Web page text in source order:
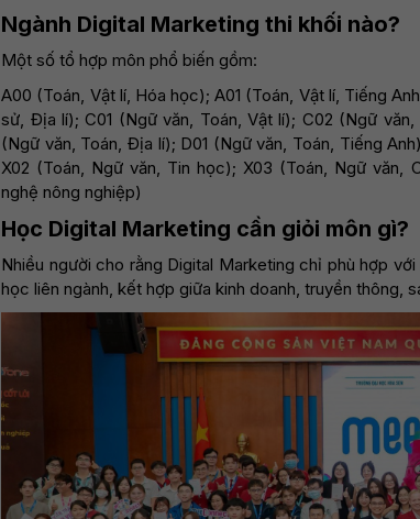
Ngành Digital Marketing thi khối nào?
Một số tổ hợp môn phổ biến gồm:
A00 (Toán, Vật lí, Hóa học); A01 (Toán, Vật lí, Tiếng
sử, Địa lí); C01 (Ngữ văn, Toán, Vật lí); C02 (Ngữ
(Ngữ văn, Toán, Địa lí); D01 (Ngữ văn, Toán, Tiếng
X02 (Toán, Ngữ văn, Tin học); X03 (Toán, Ngữ văn,
nghệ nông nghiệp)
Học Digital Marketing cần giỏi môn gì?
Nhiều người cho rằng Digital Marketing chỉ phù hợp
học liên ngành, kết hợp giữa kinh doanh, truyền thông,